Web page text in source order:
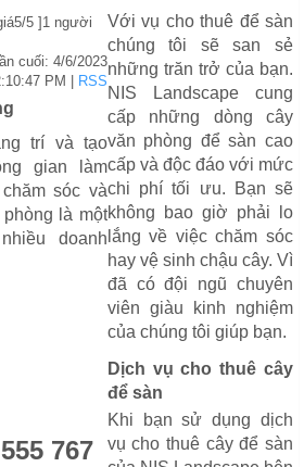
5/5 ] 1 người
cuối: 4/6/2023
PM
RSS
trí và tạo
gian làm
sóc và
là một
doanh
767
Với vụ cho thuê để sàn
chúng tôi sẽ san sẻ
những trăn trở của bạn.
NIS Landscape cung
cấp những dòng cây
văn phòng để sàn cao
cấp và độc đáo với mức
chi phí tối ưu. Bạn sẽ
không bao giờ phải lo
lắng về việc chăm sóc
hay vệ sinh chậu cây. Vì
đã có đội ngũ chuyên
viên giàu kinh nghiệm
của chúng tôi giúp bạn.
Dịch vụ cho thuê cây
để sàn
Khi bạn sử dụng dịch
vụ cho thuê cây để sàn